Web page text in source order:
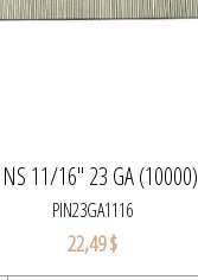
11/16" 23 GA (10000)
PIN23GA1116
22,49 $